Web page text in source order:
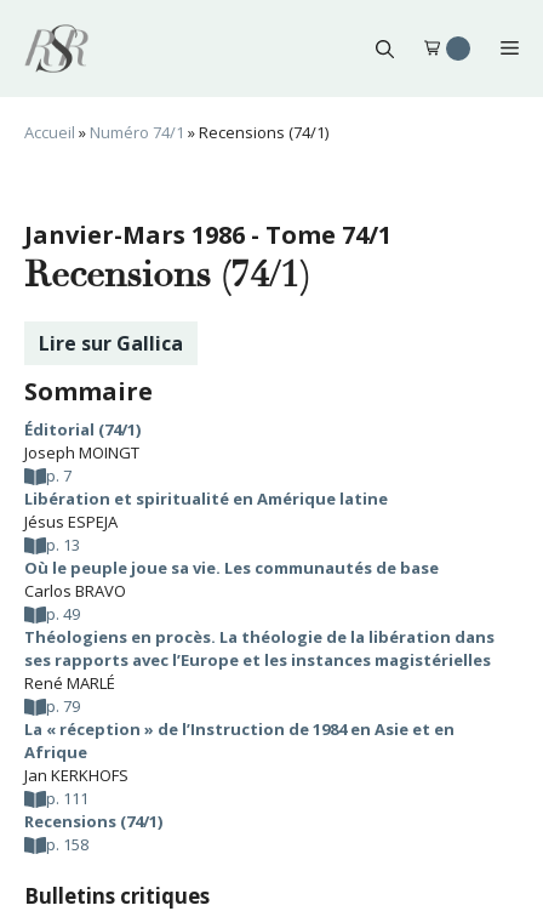
contenu
Accueil » Numéro 74/1 »Recensions (74/1)
Janvier-Mars 1986 - Tome 74/1
Recensions (74/1)
Lire sur Gallica
Sommaire
Éditorial (74/1)
Joseph MOINGT
p. 7
Libération et spiritualité en Amérique latine
Jésus ESPEJA
p. 13
Où le peuple joue sa vie. Les communautés de base
Carlos BRAVO
p. 49
Théologiens en procès. La théologie de la libération dans
ses rapports avec l’Europe et les instances magistérielles
René MARLÉ
p. 79
La « réception » de l’Instruction de 1984 en Asie et en
Afrique
Jan KERKHOFS
p. 111
Recensions (74/1)
p. 158
Bulletins critiques